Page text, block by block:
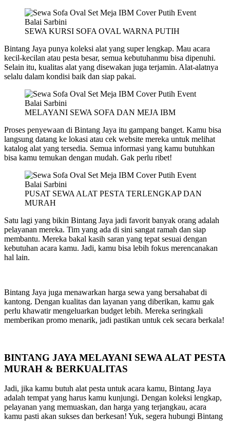
SEWA KURSI SOFA OVAL WARNA PUTIH
Bintang Jaya punya koleksi alat yang super lengkap. Mau acara
kecil-kecilan atau pesta besar, semua kebutuhanmu bisa dipenuhi.
Selain itu, kualitas alat yang disewakan juga terjamin. Alat-alatnya
selalu dalam kondisi baik dan siap pakai.
MELAYANI SEWA SOFA DAN MEJA IBM
Proses penyewaan di Bintang Jaya itu gampang banget. Kamu bisa
langsung datang ke lokasi atau cek website mereka untuk melihat
katalog alat yang tersedia. Semua informasi yang kamu butuhkan
bisa kamu temukan dengan mudah. Gak perlu ribet!
PUSAT SEWA ALAT PESTA TERLENGKAP DAN
MURAH
Satu lagi yang bikin Bintang Jaya jadi favorit banyak orang adalah
pelayanan mereka. Tim yang ada di sini sangat ramah dan siap
membantu. Mereka bakal kasih saran yang tepat sesuai dengan
kebutuhan acara kamu. Jadi, kamu bisa lebih fokus merencanakan
hal lain.
Bintang Jaya juga menawarkan harga sewa yang bersahabat di
kantong. Dengan kualitas dan layanan yang diberikan, kamu gak
perlu khawatir mengeluarkan budget lebih. Mereka seringkali
memberikan promo menarik, jadi pastikan untuk cek secara berkala!
BINTANG JAYA MELAYANI SEWA ALAT PESTA
MURAH & BERKUALITAS
Jadi, jika kamu butuh alat pesta untuk acara kamu, Bintang Jaya
adalah tempat yang harus kamu kunjungi. Dengan koleksi lengkap,
pelayanan yang memuaskan, dan harga yang terjangkau, acara
kamu pasti akan sukses dan berkesan! Yuk, segera hubungi Bintang